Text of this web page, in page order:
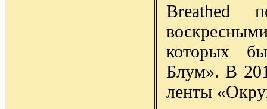
Breathed
которых
Блум». В
ленты